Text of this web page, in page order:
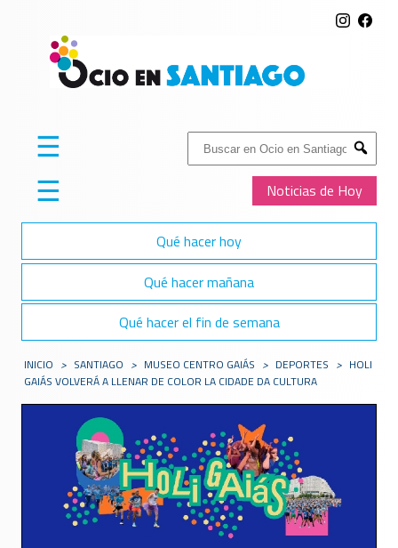
Buscar:
Submit
Noticias de Hoy
☰
☰
Qué hacer hoy
Qué hacer mañana
Qué hacer el fin de semana
INICIO > SANTIAGO > MUSEO CENTRO GAIÁS > DEPORTES > HOLI
GAIÁS VOLVERÁ A LLENAR DE COLOR LA CIDADE DA CULTURA